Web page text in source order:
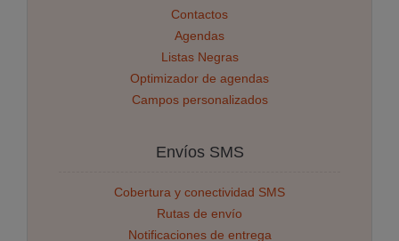
Contactos
Agendas
Listas Negras
Optimizador de agendas
Campos personalizados
Envíos SMS
Cobertura y conectividad SMS
Rutas de envío
Notificaciones de entrega